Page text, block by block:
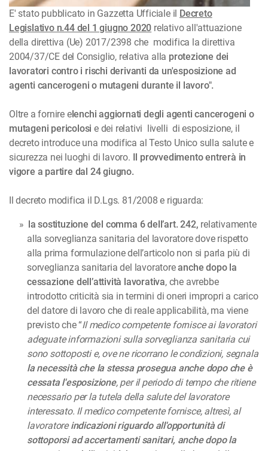
E' stato pubblicato in Gazzetta Ufficiale il Decreto
Legislativo n.44 del 1 giugno 2020 relativo all'attuazione
della direttiva (Ue) 2017/2398 che modifica la direttiva
2004/37/CE del Consiglio, relativa alla protezione dei
lavoratori contro i rischi derivanti da un'esposizione ad
agenti cancerogeni o mutageni durante il lavoro".
Oltre a fornire elenchi aggiornati degli agenti cancerogeni o
mutageni pericolosi e dei relativi livelli di esposizione, il
decreto introduce una modifica al Testo Unico sulla salute e
sicurezza nei luoghi di lavoro.
Il provvedimento entrerà in
vigore a partire dal 24 giugno.
Il decreto modifica il D.Lgs. 81/2008 e riguarda:
la sostituzione del comma 6 dell’art. 242, relativamente
alla sorveglianza sanitaria del lavoratore dove rispetto
alla prima formulazione dell’articolo non si parla più di
sorveglianza sanitaria del lavoratoreanche dopo la
cessazione dell’attività lavorativa, che avrebbe
introdotto criticità sia in termini di oneri impropri a carico
del datore di lavoro che di reale applicabilità, ma viene
previsto che “Il medico competente fornisce ai lavoratori
adeguate informazioni sulla sorveglianza sanitaria cui
sono sottoposti e, ove ne ricorrano le condizioni, segnala
la necessità che la stessa prosegua anche dopo che è
cessata l'esposizione, per il periodo di tempo che ritiene
necessario per la tutela della salute del lavoratore
interessato. Il medico competente fornisce, altresì, al
lavoratoreindicazioni riguardo all'opportunità di
sottoporsi ad accertamenti sanitari, anche dopo la